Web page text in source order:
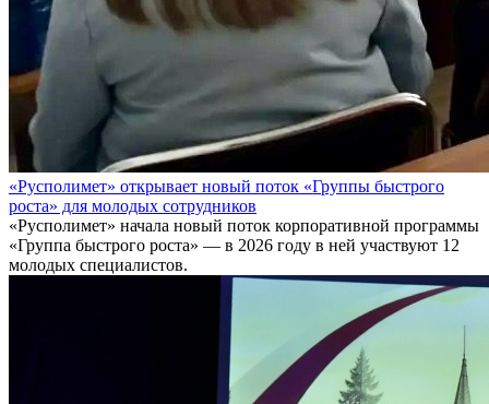
«Русполимет» открывает новый поток «Группы быстрого
роста» для молодых сотрудников
«Русполимет» начала новый поток корпоративной программы
«Группа быстрого роста» — в 2026 году в ней участвуют 12
молодых специалистов.